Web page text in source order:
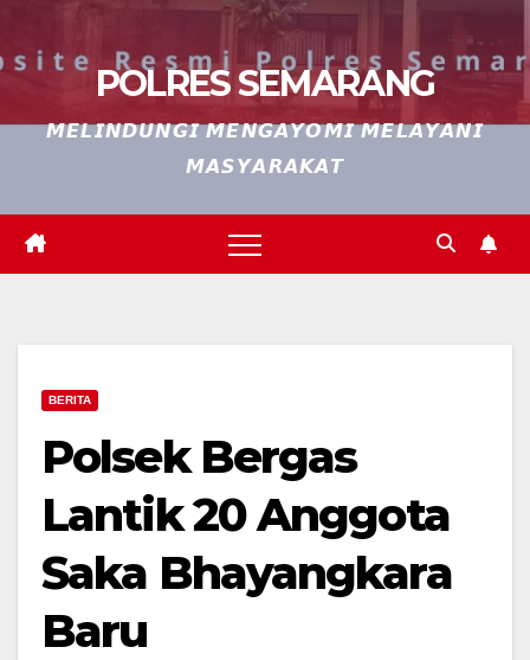
POLRES SEMARANG
𝙈𝙀𝙇𝙄𝙉𝘿𝙐𝙉𝙂𝙄 𝙈𝙀𝙉𝙂𝘼𝙔𝙊𝙈𝙄 𝙈𝙀𝙇𝘼𝙔𝘼𝙉𝙄
𝙈𝘼𝙎𝙔𝘼𝙍𝘼𝙆𝘼𝙏
BERITA
Polsek Bergas
Lantik 20 Anggota
Saka Bhayangkara
Baru